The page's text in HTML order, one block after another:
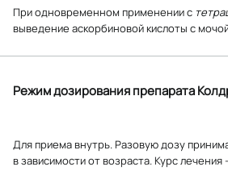
При одновременном применении с
выведение аскорбиновой кислоты с
Режим дозирования препарата
Для приема внутрь. Разовую дозу
в зависимости от возраста. Курс лечения